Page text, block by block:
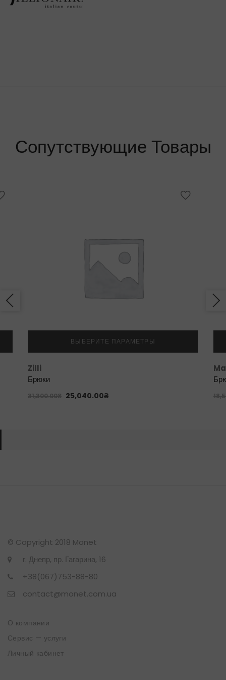
Сопутствующие Товары
ВЫБЕРИТЕ ПАРАМЕТРЫ
Zilli
Брюки
31,300.00₴ 25,040.00₴
© Copyright 2018 Monet
г. Днепр, пр. Гагарина, 16
+38(067)753-88-80
contact@monet.com.ua
О компании
Сервис — услуги
Личный кабинет